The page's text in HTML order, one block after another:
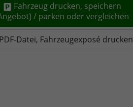
Fahrzeug drucken, speichern
(Angebot) / parken oder vergleichen
Datei, Fahrzeugexposé drucken